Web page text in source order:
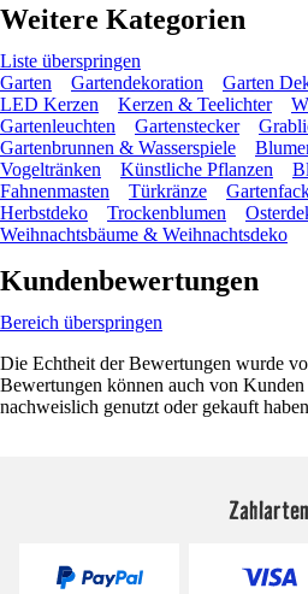
Weitere Kategorien
Liste überspringen
Garten
Gartendekoration Garten
LED Kerzen
Kerzen & Teelichter
Gartenleuchten
Gartenstecker
Gartenbrunnen & Wasserspiele
Vogeltränken
Künstliche Pflanzen
Fahnenmasten
Türkränze
Herbstdeko
Trockenblumen
Weihnachtsbäume & Weihnachtsdeko
Kundenbewertungen
Bereich überspringen
Die Echtheit der Bewertungen wurde
Bewertungen können auch von
nachweislich genutzt oder gekauft
Zahlarten